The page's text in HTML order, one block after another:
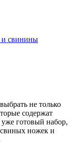
и свинины
не только
содержат
готовый набор,
ножек и